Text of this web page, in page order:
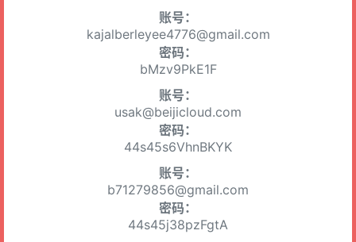
账号：
kajalberleyee4776@gmail.com
密码：
bMzv9PkE1F
账号：
usak@beijicloud.com
密码：
44s45s6VhnBKYK
账号：
b71279856@gmail.com
密码：
44s45j38pzFgtA